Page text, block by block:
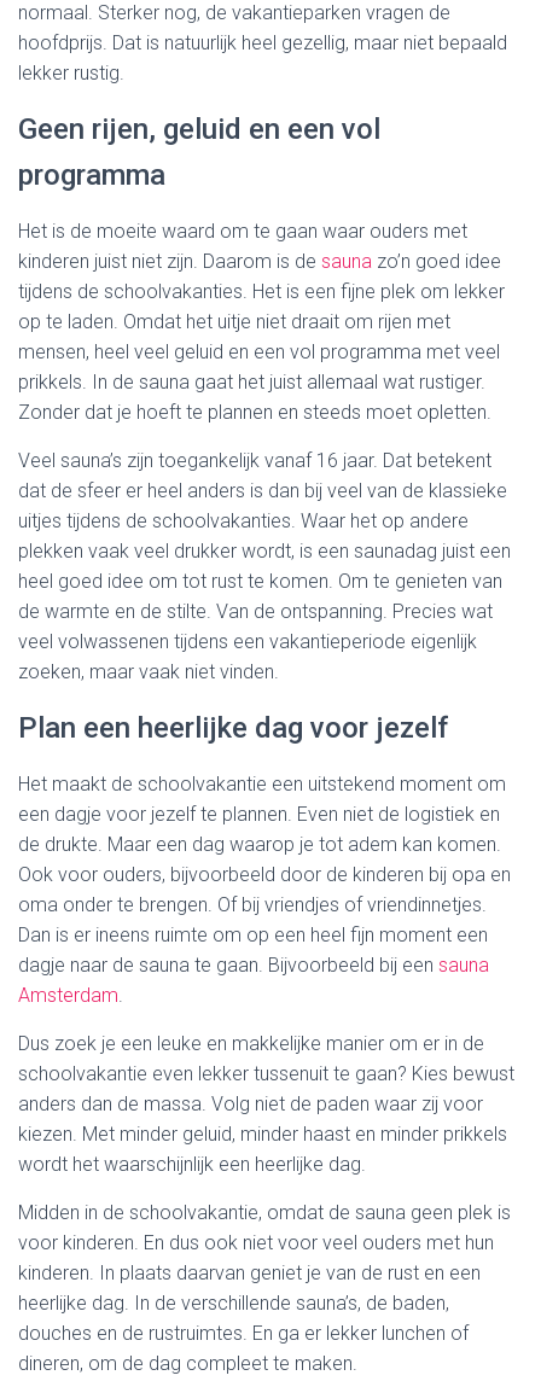
normaal. Sterker nog, de vakantieparken vragen de
hoofdprijs. Dat is natuurlijk heel gezellig, maar niet bepaald
lekker rustig.
Geen rijen, geluid en een vol
programma
Het is de moeite waard om te gaan waar ouders met
kinderen juist niet zijn. Daarom is de sauna zo’n goed idee
tijdens de schoolvakanties. Het is een fijne plek om lekker
op te laden. Omdat het uitje niet draait om rijen met
mensen, heel veel geluid en een vol programma met veel
prikkels. In de sauna gaat het juist allemaal wat rustiger.
Zonder dat je hoeft te plannen en steeds moet opletten.
Veel sauna’s zijn toegankelijk vanaf 16 jaar. Dat betekent
dat de sfeer er heel anders is dan bij veel van de klassieke
uitjes tijdens de schoolvakanties. Waar het op andere
plekken vaak veel drukker wordt, is een saunadag juist een
heel goed idee om tot rust te komen. Om te genieten van
de warmte en de stilte. Van de ontspanning. Precies wat
veel volwassenen tijdens een vakantieperiode eigenlijk
zoeken, maar vaak niet vinden.
Plan een heerlijke dag voor jezelf
Het maakt de schoolvakantie een uitstekend moment om
een dagje voor jezelf te plannen. Even niet de logistiek en
de drukte. Maar een dag waarop je tot adem kan komen.
Ook voor ouders, bijvoorbeeld door de kinderen bij opa en
oma onder te brengen. Of bij vriendjes of vriendinnetjes.
Dan is er ineens ruimte om op een heel fijn moment een
dagje naar de sauna te gaan. Bijvoorbeeld bij een sauna
Amsterdam.
Dus zoek je een leuke en makkelijke manier om er in de
schoolvakantie even lekker tussenuit te gaan? Kies bewust
anders dan de massa. Volg niet de paden waar zij voor
kiezen. Met minder geluid, minder haast en minder prikkels
wordt het waarschijnlijk een heerlijke dag.
Midden in de schoolvakantie, omdat de sauna geen plek is
voor kinderen. En dus ook niet voor veel ouders met hun
kinderen. In plaats daarvan geniet je van de rust en een
heerlijke dag. In de verschillende sauna’s, de baden,
douches en de rustruimtes. En ga er lekker lunchen of
dineren, om de dag compleet te maken.